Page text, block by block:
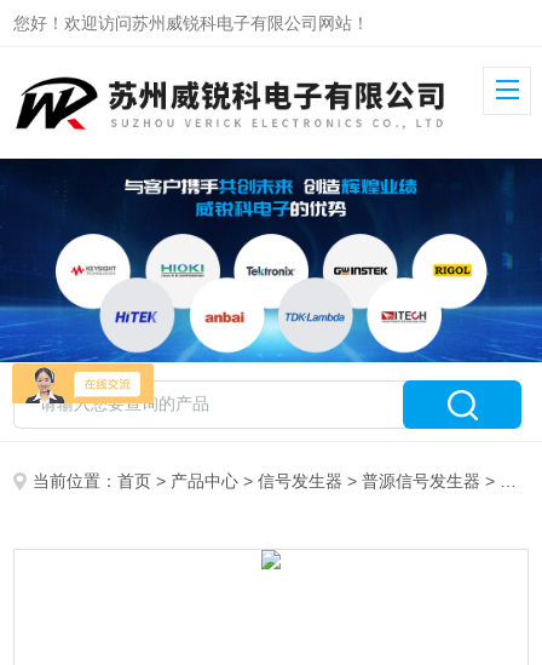
您好！欢迎访问苏州威锐科电子有限公司网站！
当前位置：首页 > 产品中心 >信号发生器 >普源信号发生器 > DG1022A普源信号发生器